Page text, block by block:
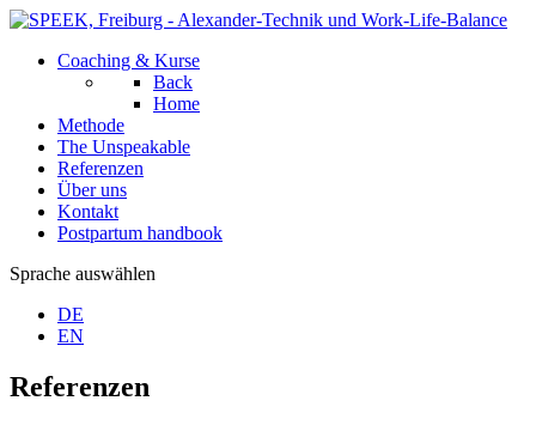
Coaching & Kurse
Back
Home
Methode
The Unspeakable
Referenzen
Über uns
Kontakt
Postpartum handbook
Sprache auswählen
DE
EN
Referenzen